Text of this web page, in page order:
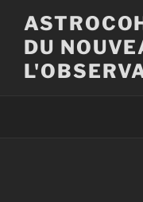
contenu
principal
DU